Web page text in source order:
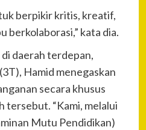
berpikir kritis, kreatif,
berkolaborasi,” kata dia.
daerah terdepan,
Hamid menegaskan
secara khusus
tersebut. “Kami, melalui
Mutu Pendidikan)